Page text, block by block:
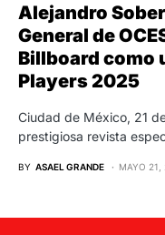
Alejandro
General de
Billboard como
Players 2025
Ciudad de México, 21
prestigiosa revista
BY ASAEL GRANDE MAYO 21,